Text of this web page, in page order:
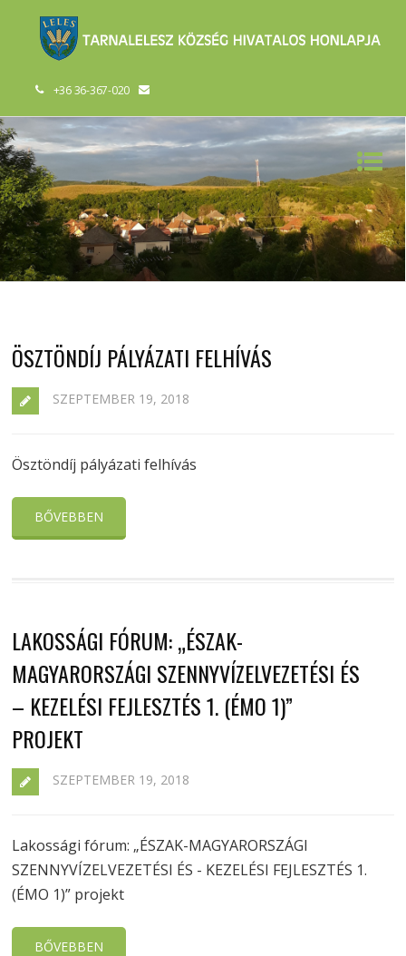
+36 36-367-020
ÖSZTÖNDÍJ PÁLYÁZATI FELHÍVÁS
SZEPTEMBER 19, 2018
Ösztöndíj pályázati felhívás
BŐVEBBEN
LAKOSSÁGI FÓRUM: „ÉSZAK-
MAGYARORSZÁGI SZENNYVÍZELVEZETÉSI ÉS
– KEZELÉSI FEJLESZTÉS 1. (ÉMO 1)”
PROJEKT
SZEPTEMBER 19, 2018
Lakossági fórum: „ÉSZAK-MAGYARORSZÁGI
SZENNYVÍZELVEZETÉSI ÉS - KEZELÉSI FEJLESZTÉS 1.
(ÉMO 1)” projekt
BŐVEBBEN